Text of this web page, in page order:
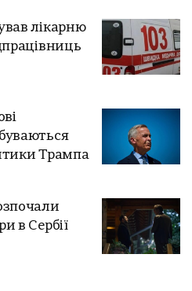
лікарню
Трампа
в Сербії